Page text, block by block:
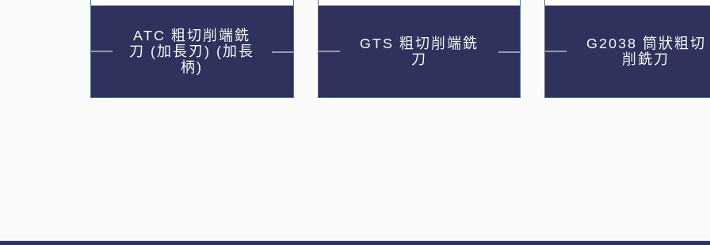
ATC 粗切削端銑
刀 (加長刃) (加長
柄)
GTS 粗切削端銑
刀
G2038 筒狀粗切
削銑刀